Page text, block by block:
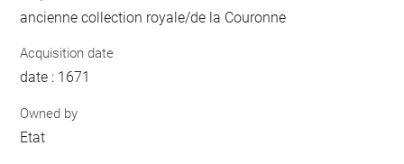
ancienne collection royale/de la Couronne
Acquisition date
date : 1671
Owned by
Etat